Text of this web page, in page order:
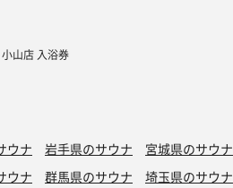
山店 入浴券
ウナ 岩手県のサウナ 宮城県のサウナ
ウナ 群馬県のサウナ 埼玉県のサウナ